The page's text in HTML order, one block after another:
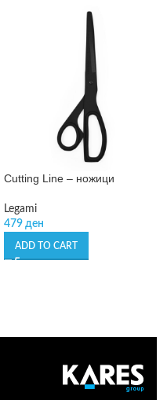
Cutting Line – ножици
Legami
479 ден
ADD TO CART